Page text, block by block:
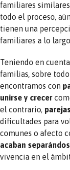
familiares
todo el proceso,
tienen una
familiares a lo
Teniendo en
familias, sobre
encontramos con
unirse y crecer
el contrario,
dificultades para
comunes o afecto
acaban
vivencia en el